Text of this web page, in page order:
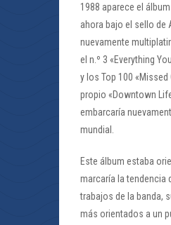
1988 aparece el álbum
ahora bajo el sello de
nuevamente
el n.º 3 «Everything
y los Top 100 «Missed
propio «Downtown
embarcaría
mundial.
Este álbum estaba
marcaría la tendencia
trabajos de la banda,
más orientados a un